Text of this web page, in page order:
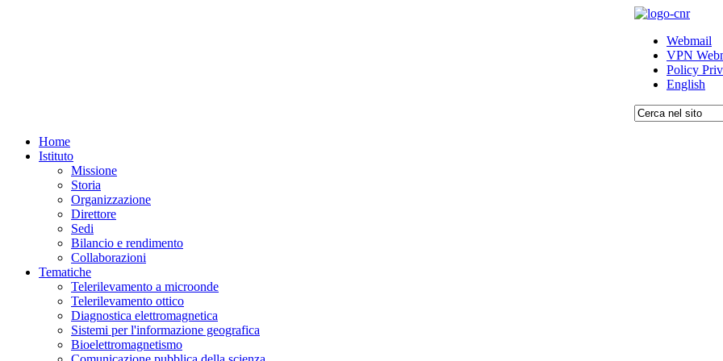
Webmail
VPN
Policy
English
Home
Istituto
Missione
Storia
Organizzazione
Direttore
Sedi
Bilancio e rendimento
Collaborazioni
Tematiche
Telerilevamento a microonde
Telerilevamento ottico
Diagnostica elettromagnetica
Sistemi per l'informazione geografica
Bioelettromagnetismo